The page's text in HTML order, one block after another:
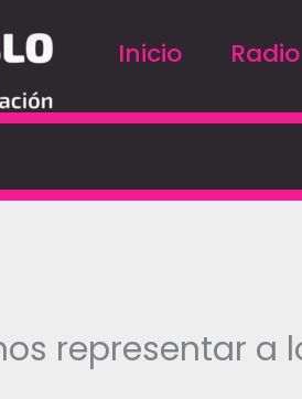
Inicio Radio
representar a